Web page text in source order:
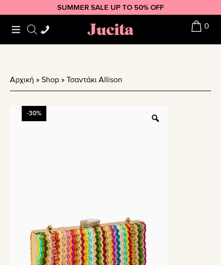
to
primary
to
main
to
footer
SUMMER SALE UP TO 50% OFF
Jucita 0
Αρχική » Shop » Τσαντάκι Allison
-30%